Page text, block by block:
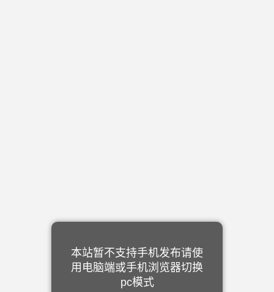
本站暂不支持手机发布请使
用电脑端或手机浏览器切换
pc模式